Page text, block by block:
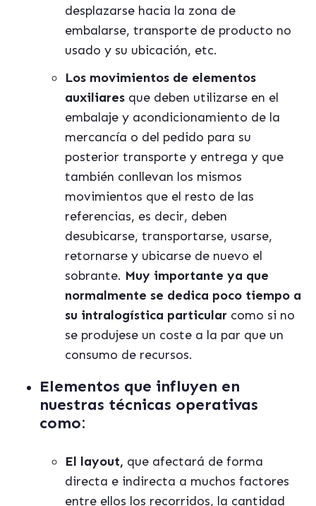
desplazarse hacia la zona de
embalarse, transporte de producto no
usado y su ubicación, etc.
Los movimientos de elementos
auxiliares que deben utilizarse en el
embalaje y acondicionamiento de la
mercancía o del pedido para su
posterior transporte y entrega y que
también conllevan los mismos
movimientos que el resto de las
referencias, es decir, deben
desubicarse, transportarse, usarse,
retornarse y ubicarse de nuevo el
sobrante. Muy importante ya que
normalmente se dedica poco tiempo a
su intralogística particular como si no
se produjese un coste a la par que un
consumo de recursos.
Elementos que influyen en
nuestras técnicas operativas
como:
El layout, que afectará de forma
directa e indirecta a muchos factores
entre ellos los recorridos, la cantidad